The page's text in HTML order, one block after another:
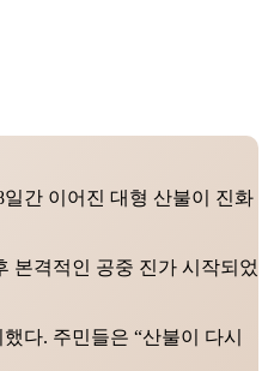
간 이어진 대형 산불이 진화
본격적인 공중 진가 시작되었
다. 주민들은 “산불이 다시